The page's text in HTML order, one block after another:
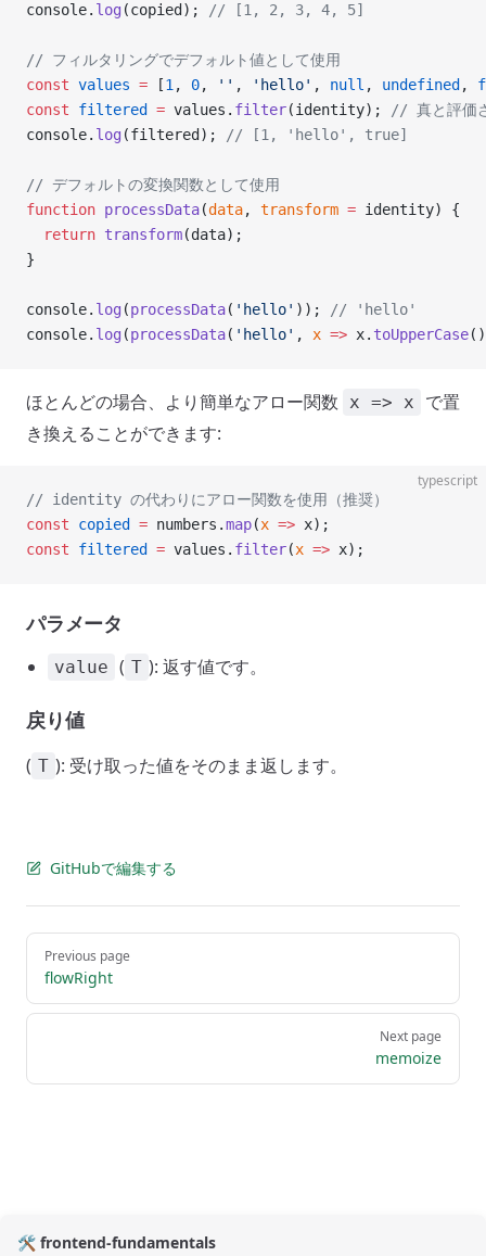
console. log (copied); // [1, 2, 3, 4, 5]
// フィルタリングでデフォルト値として使用
const values = [1 , 0, '' , 'hello' , null , undefined ,
const filtered = values. filter(identity);
// 真と評価
console. log (filtered); // [1, 'hello', true]
// デフォルトの変換関数として使用
function processData(data, transform = identity) {
  return
transform(data);
}
console. log (processData( 'hello' ));
// 'hello'
console. log (processData( 'hello' , x => x. toUpperCase
ほとんどの場合、より簡単なアロー関数 x => x
で置
き換えることができます:
typescript
// identity の代わりにアロー関数を使用（推奨）
const copied = numbers.map(x => x);
const filtered = values. filter(x => x);
パラメータ
value ( T ): 返す値です。
戻り値
( T ): 受け取った値をそのまま返します。
GitHubで編集する
Pager
Previous page
flowRight
Next page
memoize
🛠️ frontend-fundamentals